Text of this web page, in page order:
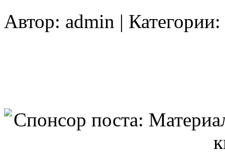
Автор: admin | Категории: